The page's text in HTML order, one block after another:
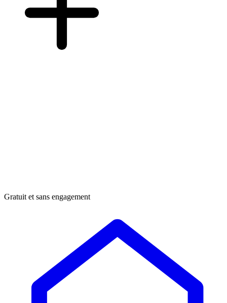
Gratuit et sans engagement